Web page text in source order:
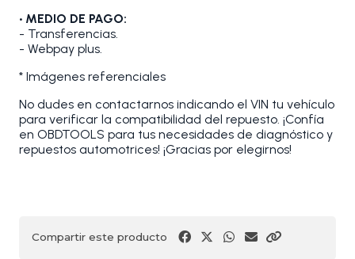
• MEDIO DE PAGO:
- Transferencias.
- Webpay plus.
* Imágenes referenciales
No dudes en contactarnos indicando el VIN tu vehículo
para verificar la compatibilidad del repuesto. ¡Confía
en OBDTOOLS para tus necesidades de diagnóstico y
repuestos automotrices! ¡Gracias por elegirnos!
Compartir este producto